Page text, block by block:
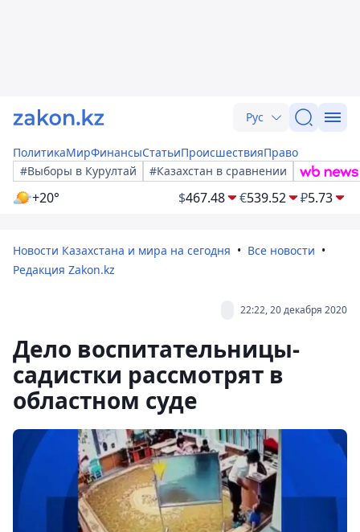
Рус
ПолитикаМирФинансыСтатьиПроисшествияПраво
#Выборы в Курултай
#Казахстан в сравнении
+20° $467.48 €539.52 ₽5.73
Новости Казахстана и мира на сегодня
Все новости
Редакция Zakon.kz
22:22, 20 декабря 2020
Дело воспитательницы-
садистки рассмотрят в
областном суде